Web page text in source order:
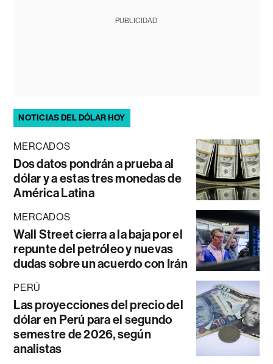
PUBLICIDAD
NOTICIAS DEL DÓLAR HOY
MERCADOS
Dos datos pondrán a prueba al
dólar y a estas tres monedas de
América Latina
MERCADOS
Wall Street cierra a la baja por el
repunte del petróleo y nuevas
dudas sobre un acuerdo con Irán
PERÚ
Las proyecciones del precio del
dólar en Perú para el segundo
semestre de 2026, según
analistas